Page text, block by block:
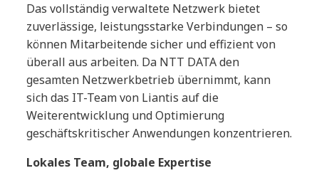
Das vollständig verwaltete Netzwerk bietet
zuverlässige, leistungsstarke Verbindungen – so
können Mitarbeitende sicher und effizient von
überall aus arbeiten. Da NTT DATA den
gesamten Netzwerkbetrieb übernimmt, kann
sich das IT-Team von Liantis auf die
Weiterentwicklung und Optimierung
geschäftskritischer Anwendungen konzentrieren.
Lokales Team, globale Expertise